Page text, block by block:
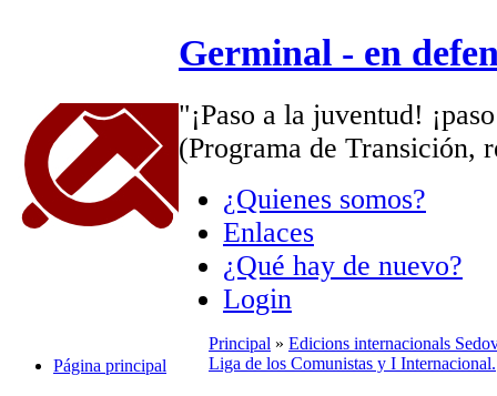
Germinal - en
"¡Paso a la juventud!
(Programa de Transición,
¿Quienes somos?
Enlaces
¿Qué hay de nuevo?
Login
Página principal
Principal » Edicions internacionals
Liga de los Comunistas y I Internacional.